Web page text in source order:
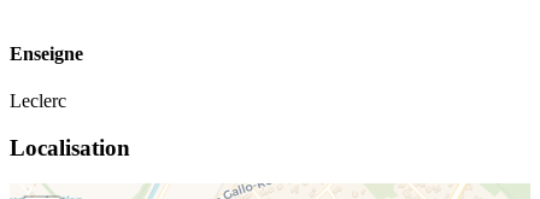
Enseigne
Leclerc
Localisation